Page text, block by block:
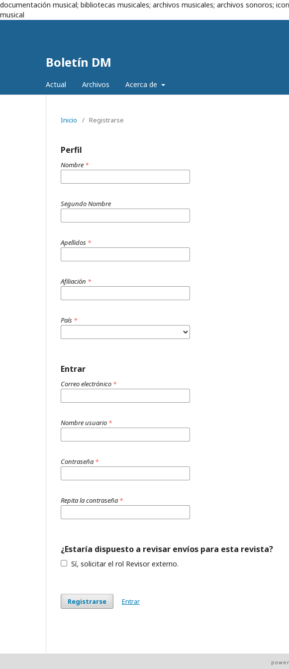
documentación musical; bibliotecas musicales; archivos musicales; archivos sonoros;
musical
Boletín DM
Actual Archivos Acerca de
Inicio / Registrarse
Perfil
Nombre *
Segundo Nombre
Apellidos *
Afiliación *
País *
Entrar
Correo electrónico *
Nombre usuario *
Contraseña *
Repita la contraseña *
¿Estaría dispuesto a revisar envíos para esta revista?
Sí, solicitar el rol Revisor externo.
Registrarse Entrar